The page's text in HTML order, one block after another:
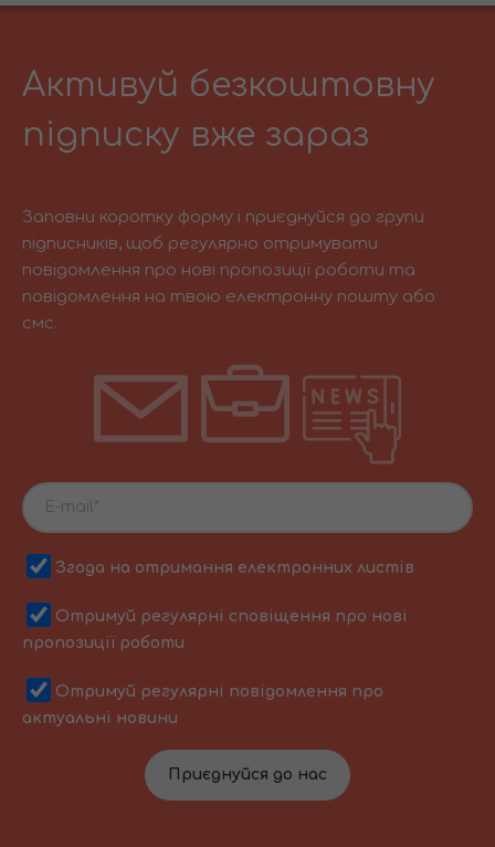
Активуй безкоштовну
підписку вже зараз
Заповни коротку форму і приєднуйся до групи
підписників, щоб регулярно отримувати
повідомлення про нові пропозиції роботи та
повідомлення на твою електронну пошту або
смс.
Згода на отримання електронних листів
Отримуй регулярні сповіщення про нові
пропозиції роботи
Отримуй регулярні повідомлення про
актуальні новини
Приєднуйся до нас